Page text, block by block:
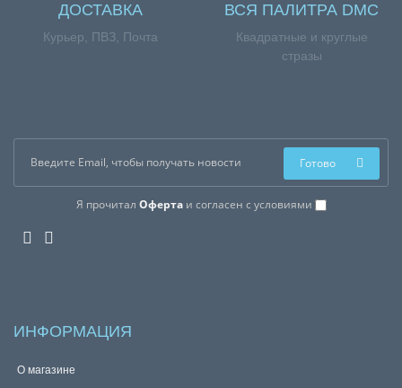
ДОСТАВКА
Курьер, ПВЗ, Почта
ВСЯ ПАЛИТРА DMC
Квадратные и круглые
стразы
Я прочитал Офертаи согласен с условиями
Готово
ИНФОРМАЦИЯ
О магазине